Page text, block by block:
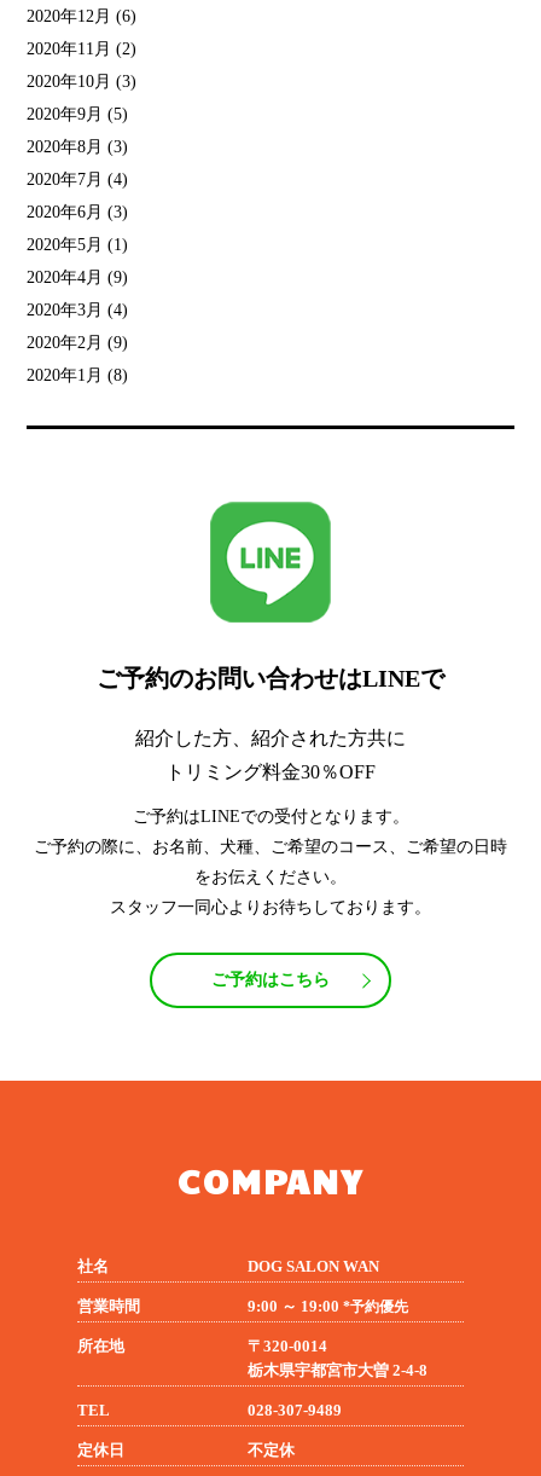
2020年12月 (6)
2020年11月 (2)
2020年10月 (3)
2020年9月 (5)
2020年8月 (3)
2020年7月 (4)
2020年6月 (3)
2020年5月 (1)
2020年4月 (9)
2020年3月 (4)
2020年2月 (9)
2020年1月 (8)
ご予約のお問い合わせはLINEで
紹介した方、紹介された方共に
トリミング料金30％OFF
ご予約はLINEでの受付となります。
ご予約の際に、お名前、犬種、ご希望のコース、ご希望の日時
をお伝えください。
スタッフ一同心よりお待ちしております。
ご予約はこちら
COMPANY
社名 DOG SALON WAN
営業時間 9:00 ～ 19:00 *予約優先
所在地
〒320-0014
栃木県宇都宮市大曽 2-4-8
TEL 028-307-9489
定休日 不定休